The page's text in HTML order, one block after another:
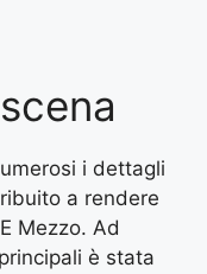
i dettagli
a rendere
Mezzo. Ad
è stata